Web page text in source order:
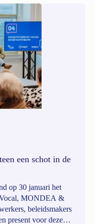
een schot in de
op 30 januari het
Vocal, MONDEA &
beleidsmakers
present voor deze